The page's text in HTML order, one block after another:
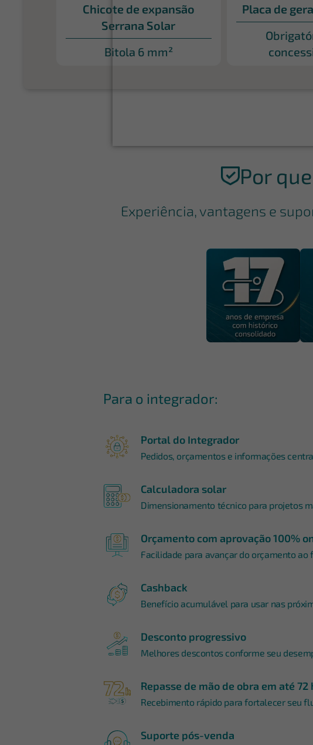
Chicote de expansão
Serrana Solar
Bitola 6 mm²
Placa de
Por
Experiência, vantagens e
Para o integrador:
Portal do Integrador
Pedidos, orçamentos e informações
Calculadora solar
Dimensionamento técnico para projetos
Orçamento com aprovação 100%
Facilidade para avançar do orçamento ao
Cashback
Benefício acumulável para usar nas
Desconto progressivo
Melhores descontos conforme seu
Repasse de mão de obra em até 72
Recebimento rápido para fortalecer seu
Suporte pós-venda